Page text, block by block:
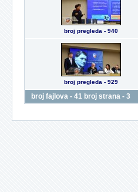
broj pregleda - 940
broj pregleda - 929
broj fajlova - 41 broj strana - 3